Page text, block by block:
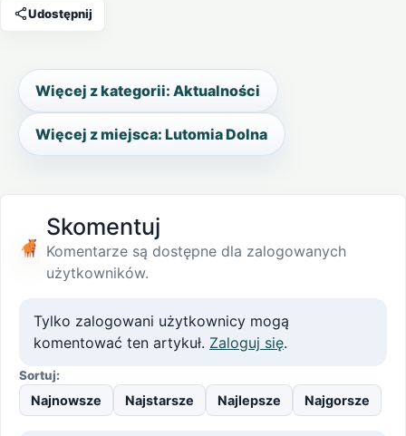
Udostępnij
Więcej z kategorii: Aktualności
Więcej z miejsca: Lutomia Dolna
Skomentuj
Komentarze są dostępne dla zalogowanych
użytkowników.
Tylko zalogowani użytkownicy mogą
komentować ten artykuł. Zaloguj się.
Sortuj:
Najnowsze Najstarsze Najlepsze Najgorsze